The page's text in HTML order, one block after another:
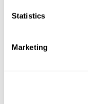
Statistics
Marketing